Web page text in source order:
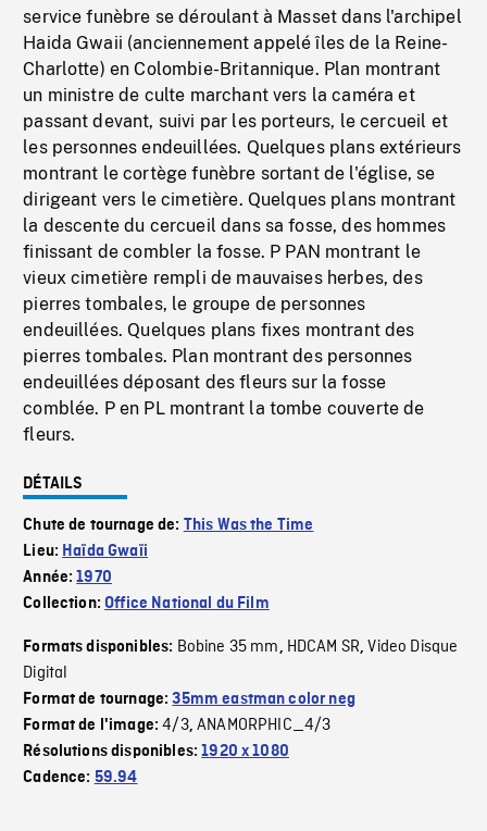
service funèbre se déroulant à Masset dans l'archipel
Haida Gwaii (anciennement appelé îles de la Reine-
Charlotte) en Colombie-Britannique. Plan montrant
un ministre de culte marchant vers la caméra et
passant devant, suivi par les porteurs, le cercueil et
les personnes endeuillées. Quelques plans extérieurs
montrant le cortège funèbre sortant de l'église, se
dirigeant vers le cimetière. Quelques plans montrant
la descente du cercueil dans sa fosse, des hommes
finissant de combler la fosse. P PAN montrant le
vieux cimetière rempli de mauvaises herbes, des
pierres tombales, le groupe de personnes
endeuillées. Quelques plans fixes montrant des
pierres tombales. Plan montrant des personnes
endeuillées déposant des fleurs sur la fosse
comblée. P en PL montrant la tombe couverte de
fleurs.
DÉTAILS
Chute de tournage de: This Was the Time
Lieu: Haïda Gwaïi
Année:1970
Collection:Office National du Film
Formats disponibles: Bobine 35 mm, HDCAM SR,Video Disque
Digital
Format de tournage:35mm eastman color neg
Format de l'image:4/3,ANAMORPHIC_4/3
Résolutions disponibles:1920 x 1080
Cadence: 59.94